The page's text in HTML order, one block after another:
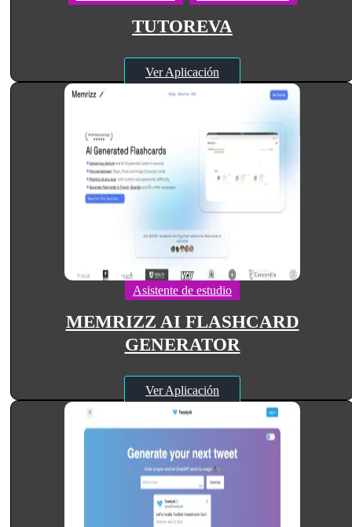
TUTOREVA
Ver Aplicación
Asistente de estudio
MEMRIZZ AI FLASHCARD
GENERATOR
Ver Aplicación